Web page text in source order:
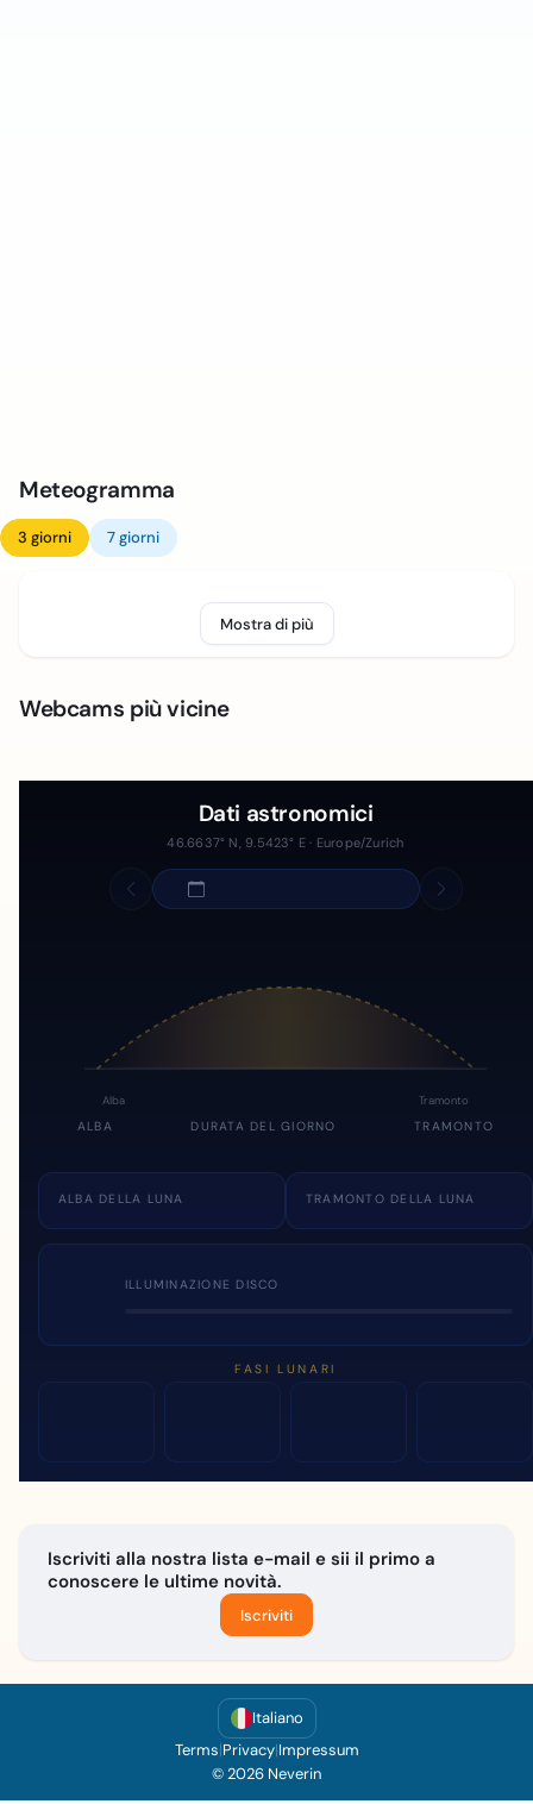
Meteogramma
3 giorni 7 giorni
Mostra di più
Webcams più vicine
Dati astronomici
46.6637° N, 9.5423° E · Europe/Zurich
Alba Tramonto
ALBA DURATA DEL GIORNO TRAMONTO
ALBA DELLA LUNA TRAMONTO DELLA LUNA
ILLUMINAZIONE DISCO
FASI LUNARI
Iscriviti alla nostra lista e-mail e sii il primo a
conoscere le ultime novità.
Iscriviti
Italiano
Terms|Privacy|Impressum
© 2026 Neverin